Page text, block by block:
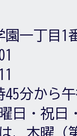
園一丁目1
45分から
日・祝日
、木曜（